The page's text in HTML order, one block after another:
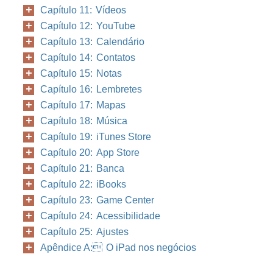
Capítulo 11: Vídeos
Capítulo 12: YouTube
Capítulo 13: Calendário
Capítulo 14: Contatos
Capítulo 15: Notas
Capítulo 16: Lembretes
Capítulo 17: Mapas
Capítulo 18: Música
Capítulo 19: iTunes Store
Capítulo 20: App Store
Capítulo 21: Banca
Capítulo 22: iBooks
Capítulo 23: Game Center
Capítulo 24: Acessibilidade
Capítulo 25: Ajustes
Apêndice A: O iPad nos negócios